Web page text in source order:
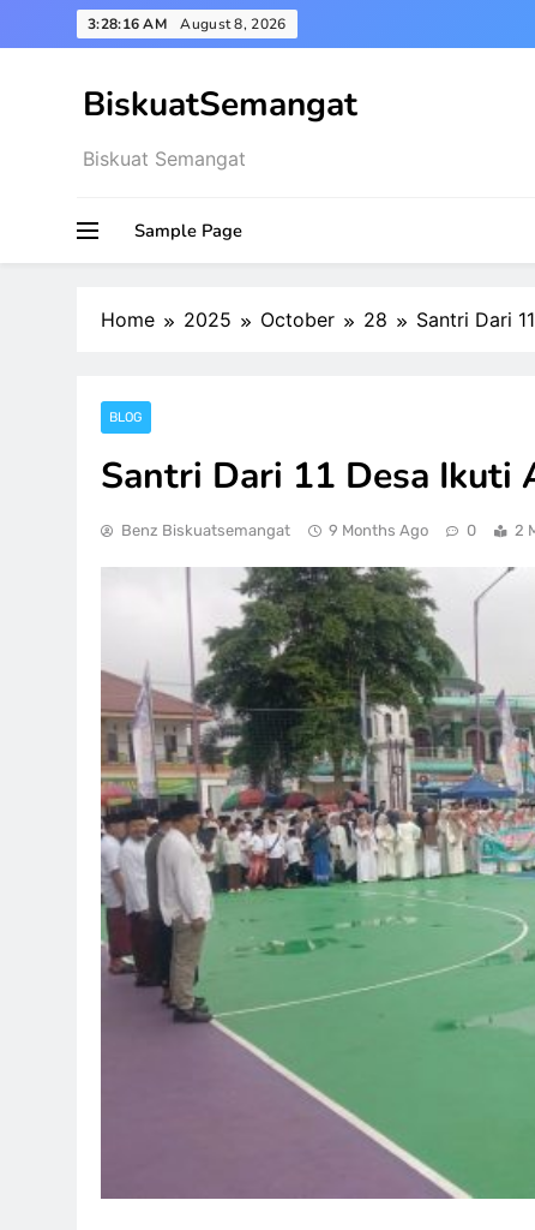
to
3:28:16 AM August 8, 2026
BiskuatSemangat
Biskuat Semangat
Sample Page
Home 2025 October 28 Santri Dari
BLOG
Santri Dari 11 Desa
Benz Biskuatsemangat 9 Months Ago 0 2